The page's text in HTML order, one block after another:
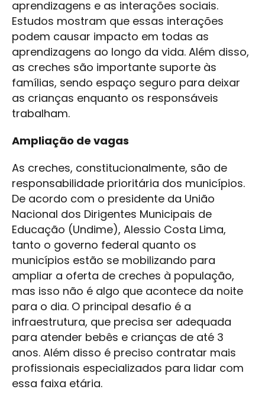
aprendizagens e as interações sociais.
Estudos mostram que essas interações
podem causar impacto em todas as
aprendizagens ao longo da vida. Além disso,
as creches são importante suporte às
famílias, sendo espaço seguro para deixar
as crianças enquanto os responsáveis
trabalham.
Ampliação de vagas
As creches, constitucionalmente, são de
responsabilidade prioritária dos municípios.
De acordo com o presidente da União
Nacional dos Dirigentes Municipais de
Educação (Undime), Alessio Costa Lima,
tanto o governo federal quanto os
municípios estão se mobilizando para
ampliar a oferta de creches à população,
mas isso não é algo que acontece da noite
para o dia. O principal desafio é a
infraestrutura, que precisa ser adequada
para atender bebês e crianças de até 3
anos. Além disso é preciso contratar mais
profissionais especializados para lidar com
essa faixa etária.